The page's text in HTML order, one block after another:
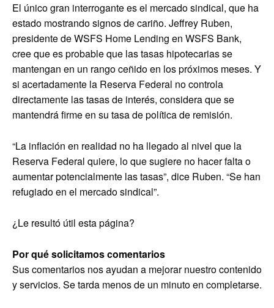
El único gran interrogante es el mercado sindical, que ha
estado mostrando signos de cariño. Jeffrey Ruben,
presidente de WSFS Home Lending en WSFS Bank,
cree que es probable que las tasas hipotecarias se
mantengan en un rango ceñido en los próximos meses. Y
si acertadamente la Reserva Federal no controla
directamente las tasas de interés, considera que se
mantendrá firme en su tasa de política de remisión.
“La inflación en realidad no ha llegado al nivel que la
Reserva Federal quiere, lo que sugiere no hacer falta o
aumentar potencialmente las tasas”, dice Ruben. “Se han
refugiado en el mercado sindical”.
¿Le resultó útil esta página?
Por qué solicitamos comentarios
Sus comentarios nos ayudan a mejorar nuestro contenido
y servicios. Se tarda menos de un minuto en completarse.